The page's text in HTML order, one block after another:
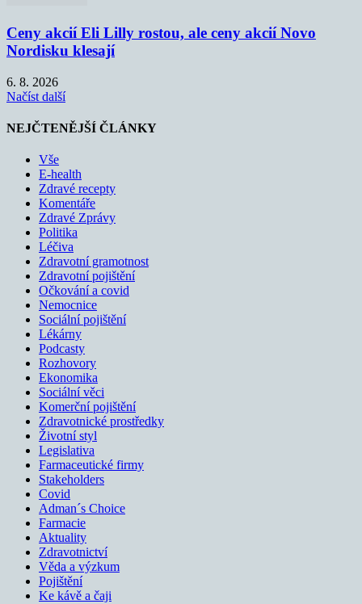
Ceny akcií Eli Lilly rostou, ale ceny akcií Novo
Nordisku klesají
6. 8. 2026
Načíst další
NEJČTENĚJŠÍ ČLÁNKY
Vše
E-health
Zdravé recepty
Komentáře
Zdravé Zprávy
Politika
Léčiva
Zdravotní gramotnost
Zdravotní pojištění
Očkování a covid
Nemocnice
Sociální pojištění
Lékárny
Podcasty
Rozhovory
Ekonomika
Sociální věci
Komerční pojištění
Zdravotnické prostředky
Životní styl
Legislativa
Farmaceutické firmy
Stakeholders
Covid
Adman´s Choice
Farmacie
Aktuality
Zdravotnictví
Věda a výzkum
Pojištění
Ke kávě a čaji